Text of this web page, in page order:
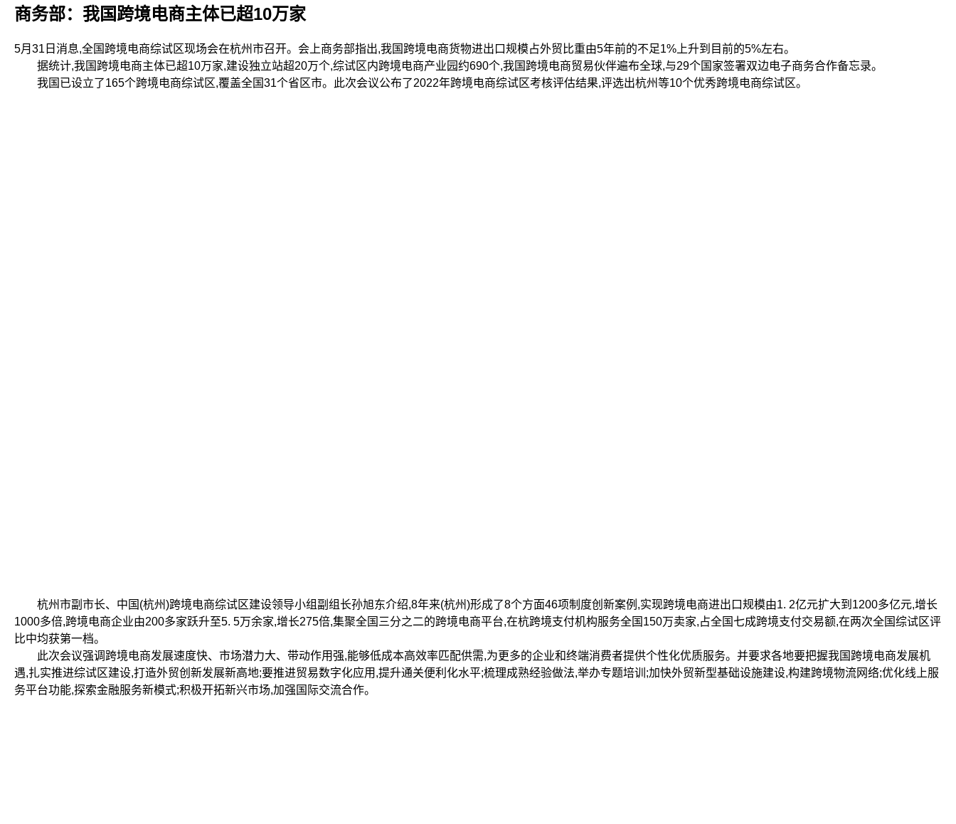
商务部：我国跨境电商主体已超10万家
5月31日消息,全国跨境电商综试区现场会在杭州市召开。会上商务部指出,我国跨境电商货物进出口规模占外贸比重由5年前的不足1%上升到目前的5%左右。
据统计,我国跨境电商主体已超10万家,建设独立站超20万个,综试区内跨境电商产业园约690个,我国跨境电商贸易伙伴遍布全球,与29个国家签署双边电子商务合作备忘录。
我国已设立了165个跨境电商综试区,覆盖全国31个省区市。此次会议公布了2022年跨境电商综试区考核评估结果,评选出杭州等10个优秀跨境电商综试区。
杭州市副市长、中国(杭州)跨境电商综试区建设领导小组副组长孙旭东介绍,8年来(杭州)形成了8个方面46项制度创新案例,实现跨境电商进出口规模由1. 2亿元扩大到1200多亿元,增长
1000多倍,跨境电商企业由200多家跃升至5. 5万余家,增长275倍,集聚全国三分之二的跨境电商平台,在杭跨境支付机构服务全国150万卖家,占全国七成跨境支付交易额,在两次全国综试区评
比中均获第一档。
此次会议强调跨境电商发展速度快、市场潜力大、带动作用强,能够低成本高效率匹配供需,为更多的企业和终端消费者提供个性化优质服务。并要求各地要把握我国跨境电商发展机
遇,扎实推进综试区建设,打造外贸创新发展新高地;要推进贸易数字化应用,提升通关便利化水平;梳理成熟经验做法,举办专题培训;加快外贸新型基础设施建设,构建跨境物流网络;优化线上服
务平台功能,探索金融服务新模式;积极开拓新兴市场,加强国际交流合作。